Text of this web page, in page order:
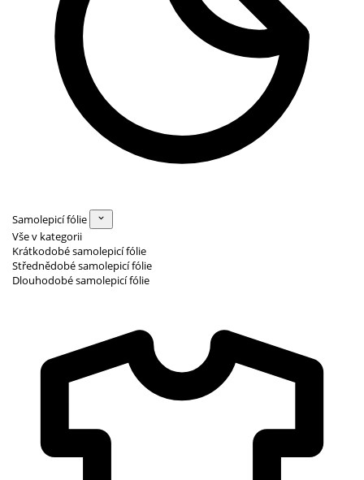
Samolepicí fólie
Vše v kategorii
Krátkodobé samolepicí fólie
Střednědobé samolepicí fólie
Dlouhodobé samolepicí fólie